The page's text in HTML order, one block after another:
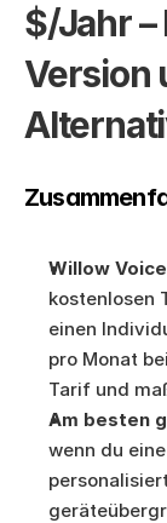
$/Jahr
Version
Willow
kostenlosen
einen
pro Monat
Tarif und
Am besten
wenn du